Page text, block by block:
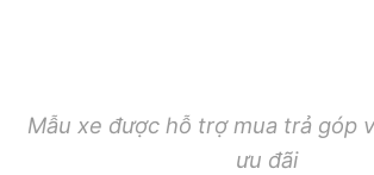
Mẫu xe được hỗ trợ mua trả góp
ưu đãi